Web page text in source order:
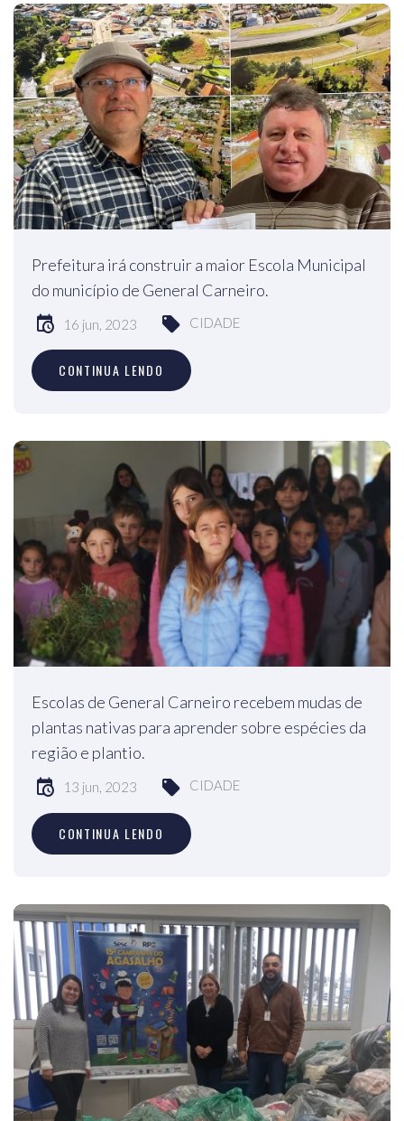
Prefeitura irá construir a maior Escola Municipal
do município de General Carneiro.
16 jun, 2023 CIDADE
CONTINUA LENDO
Escolas de General Carneiro recebem mudas de
plantas nativas para aprender sobre espécies da
região e plantio.
13 jun, 2023 CIDADE
CONTINUA LENDO